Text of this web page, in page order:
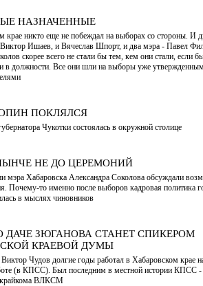
НАЗНАЧЕННЫЕ
крае никто еще не побеждал на выборах со стороны. И
Виктор Ишаев, и Вячеслав Шпорт, и два мэра - Павел
скорее всего не стали бы тем, кем они стали, если
в должности. Все они шли на выборы уже
ПОКЛЯЛСЯ
Чукотки состоялась в окружной столице
НЕ ДО ЦЕРЕМОНИЙ
мэра Хабаровска Александра Соколова обсуждали
Почему-то именно после выборов кадровая политика
в мыслях чиновников
ДАЧЕ ЗЮГАНОВА СТАНЕТ СПИКЕРОМ
КРАЕВОЙ ДУМЫ
Чудов долгие годы работал в Хабаровском крае
(в КПСС). Был последним в местной истории КПСС
крайкома ВЛКСМ